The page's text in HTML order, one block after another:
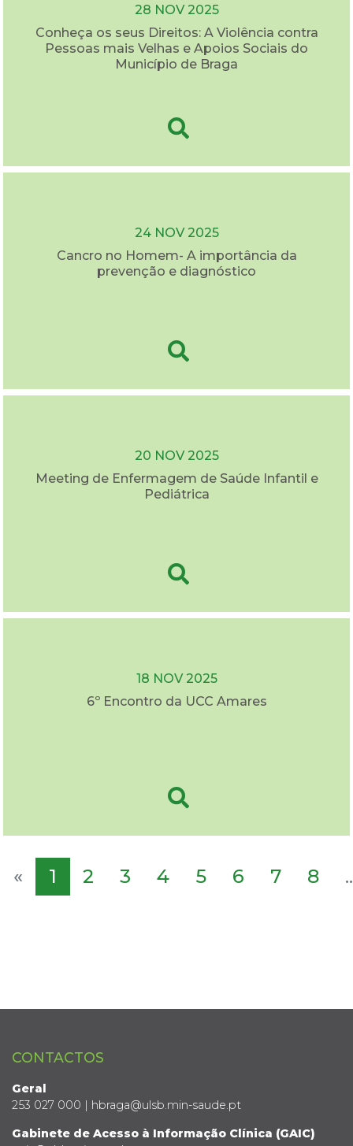
28 NOV 2025
Conheça os seus Direitos: A Violência contra
Pessoas mais Velhas e Apoios Sociais do
Município de Braga
24 NOV 2025
Cancro no Homem- A importância da
prevenção e diagnóstico
20 NOV 2025
Meeting de Enfermagem de Saúde Infantil e
Pediátrica
18 NOV 2025
6º Encontro da UCC Amares
« 1 2 3 4 5 6 7 8
CONTACTOS
Geral
253 027 000 | hbraga@ulsb.min-saude.pt
Gabinete de Acesso à Informação Clínica (GAIC)